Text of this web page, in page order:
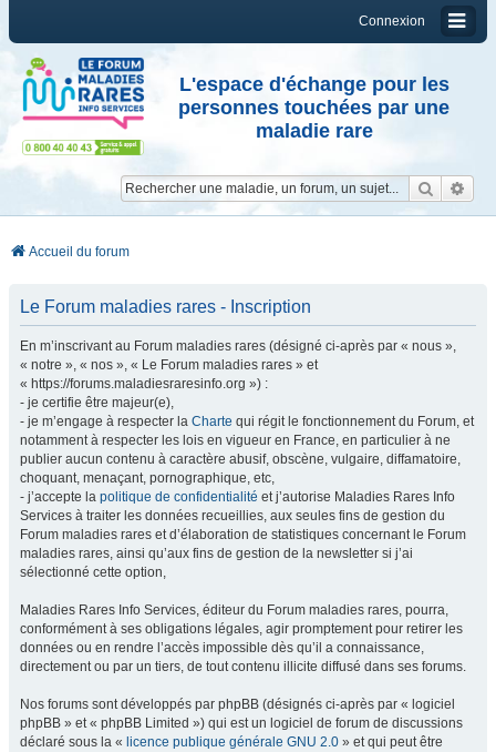
Connexion
L'espace d'échange pour les
personnes touchées par une
maladie rare
Accueil du forum
Le Forum maladies rares - Inscription
En m’inscrivant au Forum maladies rares (désigné ci-après par « nous »,
« notre », « nos », « Le Forum maladies rares » et
« https://forums.maladiesraresinfo.org ») :
- je certifie être majeur(e),
- je m’engage à respecter la Charte qui régit le fonctionnement du Forum, et
notamment à respecter les lois en vigueur en France, en particulier à ne
publier aucun contenu à caractère abusif, obscène, vulgaire, diffamatoire,
choquant, menaçant, pornographique, etc,
- j’accepte la politique de confidentialité et j’autorise Maladies Rares Info
Services à traiter les données recueillies, aux seules fins de gestion du
Forum maladies rares et d’élaboration de statistiques concernant le Forum
maladies rares, ainsi qu’aux fins de gestion de la newsletter si j’ai
sélectionné cette option,
Maladies Rares Info Services, éditeur du Forum maladies rares, pourra,
conformément à ses obligations légales, agir promptement pour retirer les
données ou en rendre l’accès impossible dès qu’il a connaissance,
directement ou par un tiers, de tout contenu illicite diffusé dans ses forums.
Nos forums sont développés par phpBB (désignés ci-après par « logiciel
phpBB » et « phpBB Limited ») qui est un logiciel de forum de discussions
déclaré sous la « licence publique générale GNU 2.0 » et qui peut être